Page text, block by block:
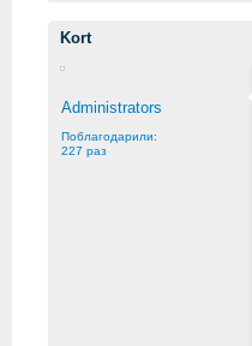
Kort
Administrators
Поблагодарили:
227 раз